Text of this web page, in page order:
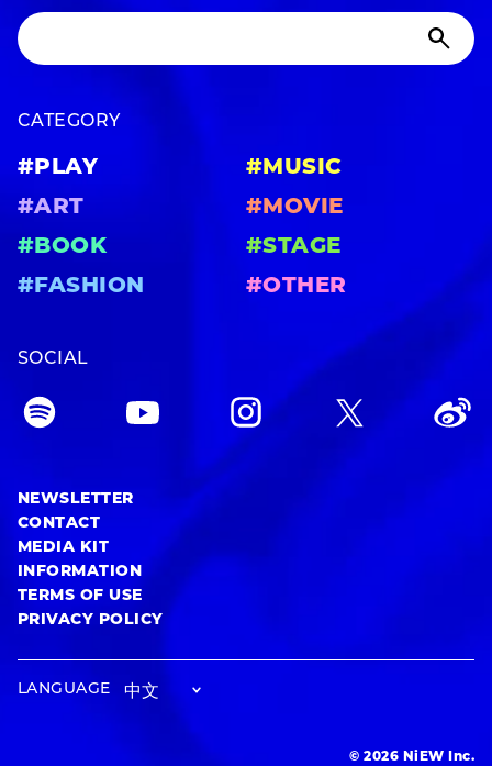
CATEGORY
#PLAY
#MUSIC
#ART
#MOVIE
#BOOK
#STAGE
#FASHION
#OTHER
SOCIAL
NEWSLETTER
CONTACT
MEDIA KIT
INFORMATION
TERMS OF USE
PRIVACY POLICY
LANGUAGE
© 2026 NiEW Inc.